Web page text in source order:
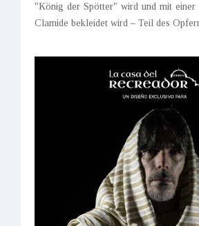
"König der Spötter" wird und mit einer
Clamide bekleidet wird – Teil des